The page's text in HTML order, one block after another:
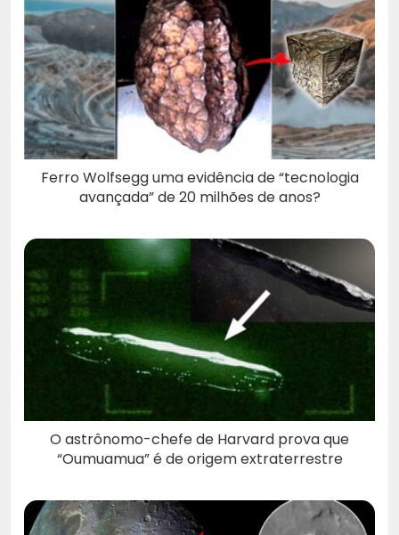
Ferro Wolfsegg uma evidência de “tecnologia
avançada” de 20 milhões de anos?
O astrônomo-chefe de Harvard prova que
“Oumuamua” é de origem extraterrestre